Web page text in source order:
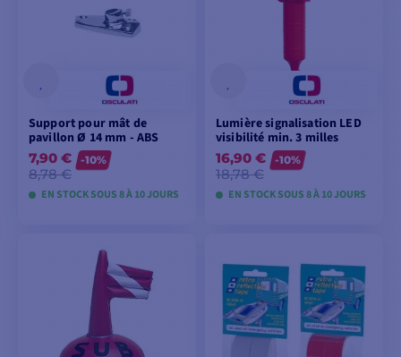
Support pour mât de
pavillon Ø 14 mm - ABS
7,90 €
8,78 €
-10%
EN STOCK SOUS 8 À 10 JOURS
VOIR LES MODÈLES
Lumière signalisation LED
visibilité min. 3 milles
16,90 €
18,78 €
-10%
EN STOCK SOUS 8 À 10 JOURS